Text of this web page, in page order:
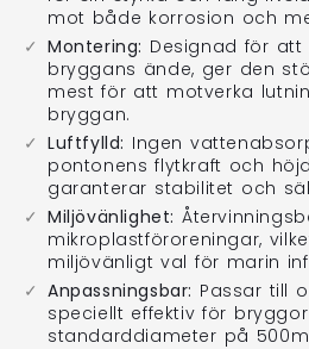
mot både korrosion och
Montering: Designad för
bryggans ände, ger den
mest för att motverka
bryggan.
Luftfylld: Ingen
pontonens flytkraft och
garanterar stabilitet och
Miljövänlighet:
mikroplastföroreningar,
miljövänligt val för marin
Anpassningsbar: Passar till
speciellt effektiv för
standarddiameter på